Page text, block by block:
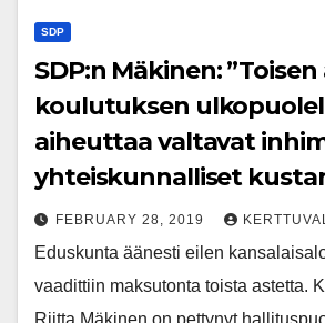
SDP
SDP:n Mäkinen:
koulutuksen
aiheuttaa valtavat
yhteiskunnalliset
FEBRUARY 28, 2019
Eduskunta äänesti eilen
vaadittiin maksutonta toista astetta.
Riitta Mäkinen on pettynyt